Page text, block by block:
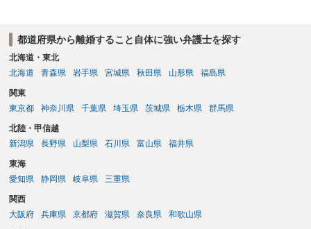
都道府県から離婚すること自体に強い弁護士を探す
北海道・東北
北海道
青森県 岩手県 宮城県 秋田県 山形県 福島県
関東
東京都
神奈川県 千葉県 埼玉県 茨城県 栃木県 群馬県
北陸・甲信越
新潟県
長野県 山梨県 石川県 富山県 福井県
東海
愛知県
静岡県 岐阜県 三重県
関西
大阪府
兵庫県 京都府 滋賀県 奈良県 和歌山県